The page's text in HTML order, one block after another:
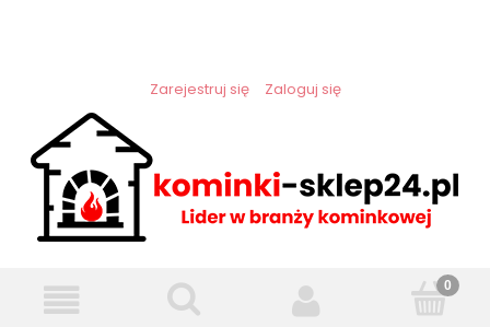
Zarejestruj się Zaloguj się